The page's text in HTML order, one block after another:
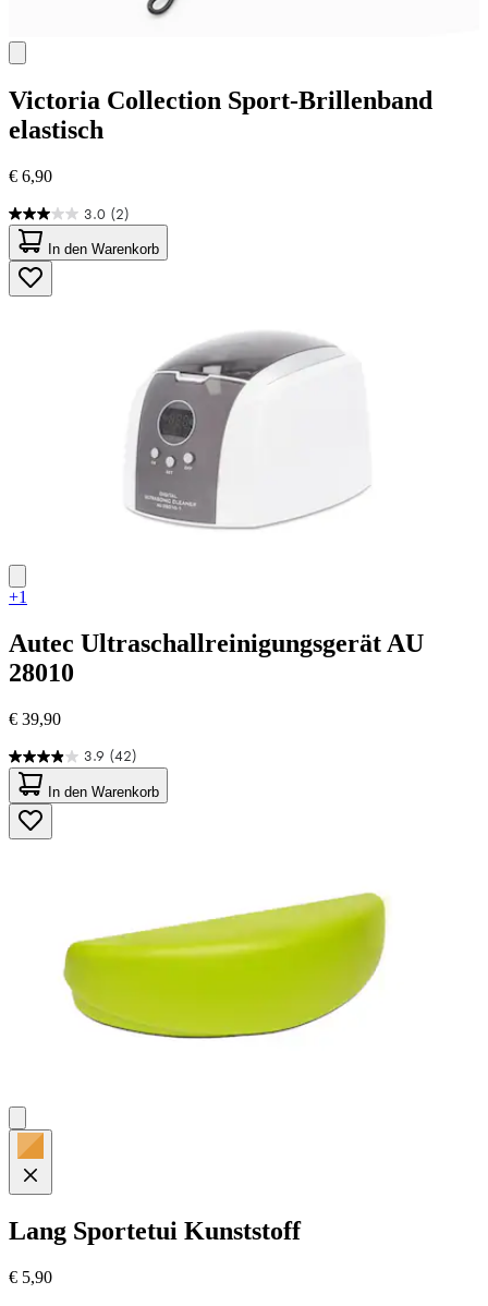
Victoria Collection Sport-Brillenband
elastisch
€ 6,90
3.0 (2)
3.0
von
5
Sternen.
2
In den Warenkorb
+1
Autec Ultraschallreinigungsgerät AU
28010
€ 39,90
3.9 (42)
3.9
von
5
Sternen.
42
In den Warenkorb
Lang Sportetui Kunststoff
€ 5,90